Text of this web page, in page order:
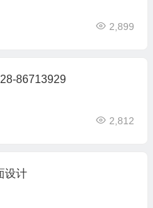
2,899
86713929
2,812
设计